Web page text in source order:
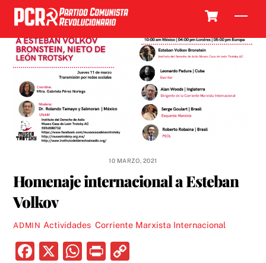
Skip
content
10 MARZO, 2021
Homenaje internacional a Esteban
Volkov
ADMIN Actividades, Corriente Marxista Internacional
F
X
W P